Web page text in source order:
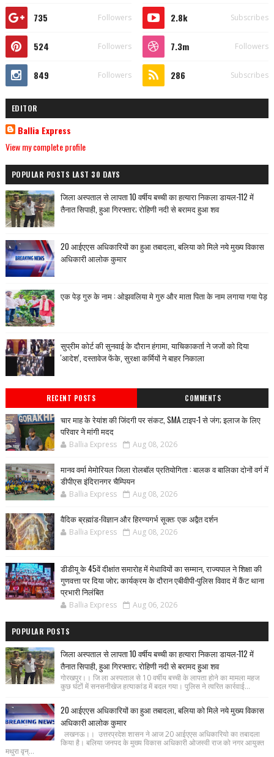
735 Followers 2.8k Subscribes
524 Followers 7.3m Followers
849 Followers 286 Subscribes
EDITOR
Ballia Express
View my complete profile
POPULAR POSTS LAST 30 DAYS
जिला अस्पताल से लापता 10 वर्षीय बच्ची का हत्यारा निकला डायल-112 में
तैनात सिपाही, हुआ गिरफ्तार; रोहिणी नदी से बरामद हुआ शव
20 आईएएस अधिकारियों का हुआ तबादला, बलिया को मिले नये मुख्य विकास
अधिकारी आलोक कुमार
एक पेड़ गुरु के नाम : ओझवलिया मे गुरु और माता पिता के नाम लगाया गया पेड़
सुप्रीम कोर्ट की सुनवाई के दौरान हंगामा, याचिकाकर्ता ने जजों को दिया
'आदेश', दस्तावेज फेंके, सुरक्षा कर्मियों ने बाहर निकाला
RECENT POSTS COMMENTS
चार माह के रेयांश की जिंदगी पर संकट, SMA टाइप-1 से जंग; इलाज के लिए
परिवार ने मांगी मदद
Ballia Express Aug 08, 2026
मानव वर्मा मेमोरियल जिला रोलबॉल प्रतियोगिता : बालक व बालिका दोनों वर्ग में
डीपीएस इंदिरानगर चैम्पियन
Ballia Express Aug 08, 2026
वैदिक ब्रह्मांड-विज्ञान और हिरण्यगर्भ सूक्त: एक अद्वैत दर्शन
Ballia Express Aug 08, 2026
डीडीयू के 45वें दीक्षांत समारोह में मेधावियों का सम्मान, राज्यपाल ने शिक्षा की
गुणवत्ता पर दिया जोर; कार्यक्रम के दौरान एबीवीपी-पुलिस विवाद में कैंट थाना
प्रभारी निलंबित
Ballia Express Aug 06, 2026
POPULAR POSTS
जिला अस्पताल से लापता 10 वर्षीय बच्ची का हत्यारा निकला डायल-112 में
तैनात सिपाही, हुआ गिरफ्तार; रोहिणी नदी से बरामद हुआ शव
गोरखपुर।। जि ला अस्पताल से 10 वर्षीय बच्ची के लापता होने का मामला महज
कुछ घंटों में सनसनीखेज हत्याकांड में बदल गया। पुलिस ने त्वरित कार्रवाई...
20 आईएएस अधिकारियों का हुआ तबादला, बलिया को मिले नये मुख्य विकास
अधिकारी आलोक कुमार
लखनऊ।। उत्तरप्रदेश शासन ने आज 20 आईएएस अधिकारियो का तबादला
किया है। बलिया जनपद के मुख्य विकास अधिकारी ओजस्वी राज को नगर आयुक्त
मथुरा वृन्...